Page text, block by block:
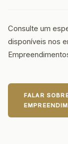
Consulte um
disponíveis nos
FALAR